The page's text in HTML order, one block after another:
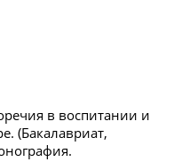
в воспитании и
(Бакалавриат,